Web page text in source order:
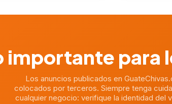
importante para
Los anuncios publicados en
colocados por terceros. Siempre tenga
cualquier negocio: verifique la identidad del